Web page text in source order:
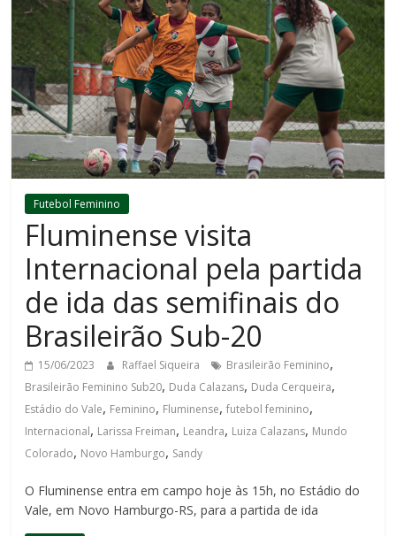
Futebol Feminino
Fluminense visita
Internacional pela partida
de ida das semifinais do
Brasileirão Sub-20
15/06/2023 Raffael Siqueira Brasileirão Feminino,
Brasileirão Feminino Sub20, Duda Calazans, Duda Cerqueira,
Estádio do Vale, Feminino, Fluminense,futebol feminino,
Internacional, Larissa Freiman, Leandra, Luiza Calazans, Mundo
Colorado, Novo Hamburgo, Sandy
O Fluminense entra em campo hoje às 15h, no Estádio do
Vale, em Novo Hamburgo-RS, para a partida de ida